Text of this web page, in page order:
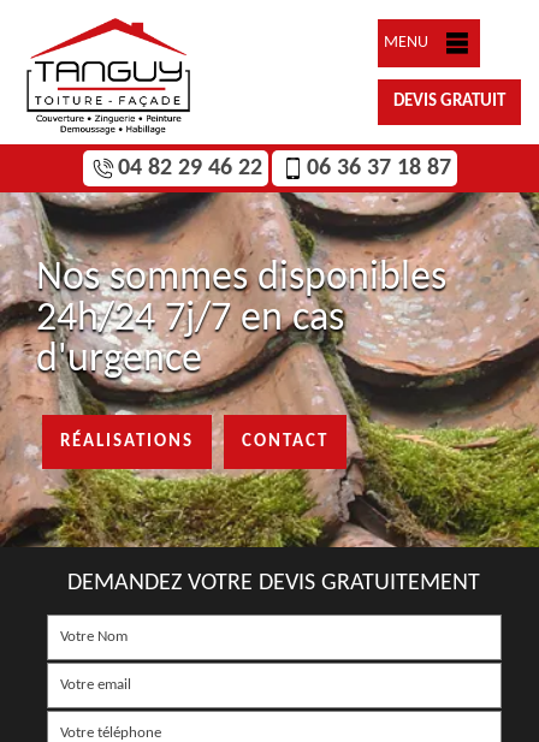
MENU
DEVIS GRATUIT
04 82 29 46 22 06 36 37 18 87
Nos sommes disponibles
24h/24 7j/7 en cas
d'urgence
RÉALISATIONS CONTACT
DEMANDEZ VOTRE DEVIS GRATUITEMENT